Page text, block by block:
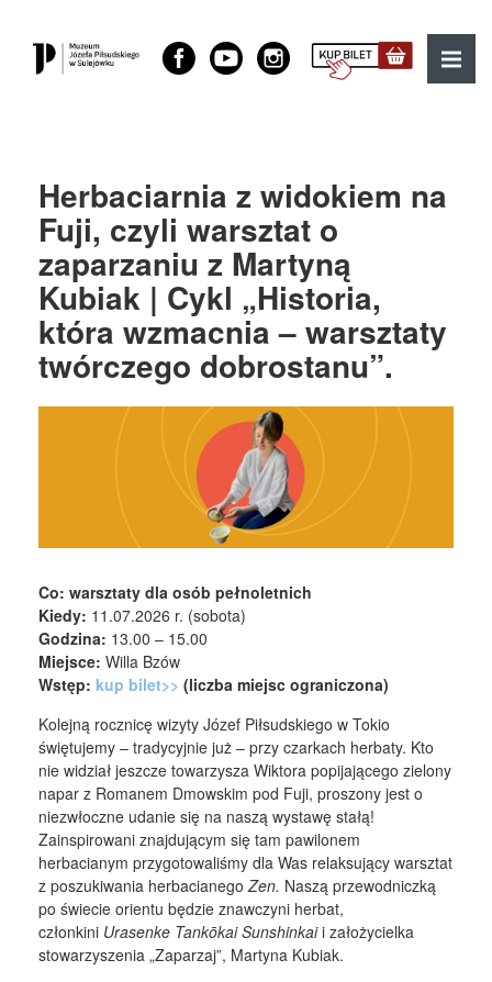
Muzeum Józefa Piłsudskiego w Sulejówku
MENU
Herbaciarnia z widokiem na
Fuji, czyli warsztat o
zaparzaniu z Martyną
Kubiak | Cykl „Historia,
która wzmacnia – warsztaty
twórczego dobrostanu”.
Co: warsztaty dla osób pełnoletnich
Kiedy: 11.07.2026 r. (sobota)
Godzina: 13.00 – 15.00
Miejsce: Willa Bzów
Wstęp: kup bilet>> (liczba miejsc ograniczona)
Kolejną rocznicę wizyty Józef Piłsudskiego w Tokio
świętujemy – tradycyjnie już – przy czarkach herbaty. Kto
nie widział jeszcze towarzysza Wiktora popijającego zielony
napar z Romanem Dmowskim pod Fuji, proszony jest o
niezwłoczne udanie się na naszą wystawę stałą!
Zainspirowani znajdującym się tam pawilonem
herbacianym przygotowaliśmy dla Was relaksujący warsztat
z poszukiwania herbacianegoZen. Naszą przewodniczką
po świecie orientu będzie znawczyni herbat,
członkini Urasenke Tankōkai Sunshinkaii założycielka
stowarzyszenia „Zaparzaj”, Martyna Kubiak.